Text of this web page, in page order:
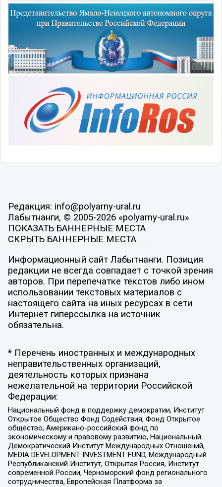
Редакция: info@polyarny-ural.ru
Лабытнанги, © 2005-2026 «polyarny-ural.ru»
ПОКАЗАТЬ БАННЕРНЫЕ МЕСТА
СКРЫТЬ БАННЕРНЫЕ МЕСТА
Информационный сайт Лабытнанги. Позиция
редакции не всегда совпадает с точкой зрения
авторов. При перепечатке текстов либо ином
использовании текстовых материалов с
настоящего сайта на иных ресурсах в сети
Интернет гиперссылка на источник
обязательна.
* Перечень иностранных и международных
неправительственных организаций,
деятельность которых признана
нежелательной на территории Российской
Федерации:
Национальный фонд в поддержку демократии, Институт
Открытое Общество Фонд Содействия, Фонд Открытое
общество, Американо-российский фонд по
экономическому и правовому развитию, Национальный
Демократический Институт Международных Отношений,
MEDIA DEVELOPMENT INVESTMENT FUND, Международный
Республиканский Институт, Открытая Россия, Институт
современной России, Черноморский фонд регионального
сотрудничества, Европейская Платформа за